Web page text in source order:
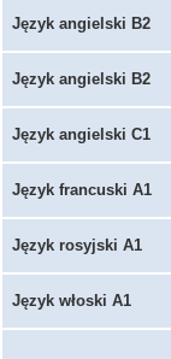
Język angielski B2
Język angielski B2
Język angielski C1
Język francuski A1
Język rosyjski A1
Język włoski A1